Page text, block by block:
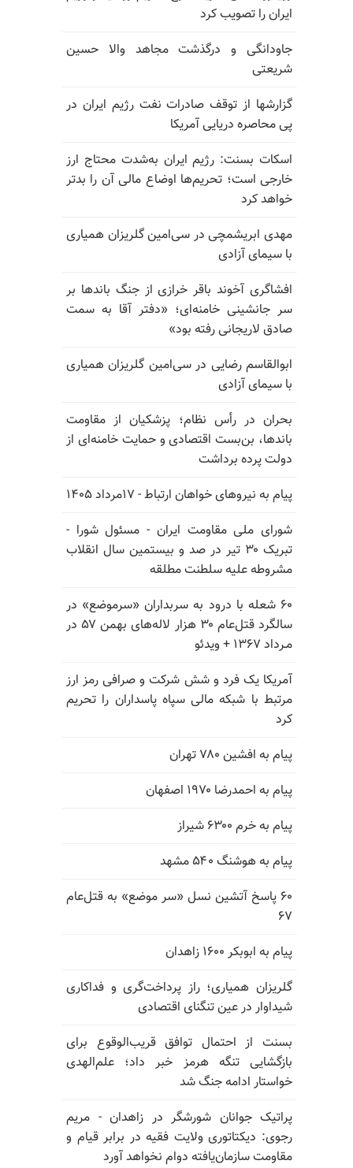
ایران را تصویب کرد
جاودانگی و درگذشت مجاهد والا حسین
شریعتی
گزارشها از توقف صادرات نفت رژیم ایران در
پی محاصره دریایی آمریکا
اسکات بسنت: رژیم ایران به‌شدت محتاج ارز
خارجی است؛ تحریم‌ها اوضاع مالی آن را بدتر
خواهد کرد
مهدی ابریشمچی در سی‌امین گلریزان همیاری
با سیمای آزادی
افشاگری آخوند باقر خرازی از جنگ باندها بر
سر جانشینی خامنه‌ای؛ «دفتر آقا به سمت
صادق لاریجانی رفته بود»
ابوالقاسم رضایی در سی‌امین گلریزان همیاری
با سیمای آزادی
بحران در رأس نظام؛ پزشکیان از مقاومت
باندها، بن‌بست اقتصادی و حمایت خامنه‌ای از
دولت پرده برداشت
پیام به نیروهای خواهان ارتباط - ۱۷مرداد ۱۴۰۵
شورای ملی مقاومت ایران - مسئول شورا -
تبریک ۳۰ تیر در صد و بیستمین سال انقلاب
مشروطه علیه سلطنت مطلقه
۶۰ شعله با درود به سربداران «سرموضع» در
سالگرد قتل‌عام ۳۰ هزار لاله‌های بهمن ۵۷ در
مـرداد ۱۳۶۷ + ویدئو
آمریکا یک فرد و شش شرکت و صرافی رمز ارز
مرتبط با شبکه مالی سپاه پاسداران را تحریم
کرد
پیام به افشین ۷۸۰ تهران
پیام به احمدرضا ۱۹۷۰ اصفهان
پیام به خرم ۶۳۰۰ شیراز
پیام به هوشنگ ۵۴۰ مشهد
۶۰ پاسخ آتشین نسل «سر موضع» به قتل‌عام
۶۷
پیام به ابوبکر ۱۶۰۰ زاهدان
گلریزان همیاری؛ راز پرداخت‌گری و فداکاری
شیداوار در عین تنگنای اقتصادی
بسنت از احتمال توافق قریب‌الوقوع برای
بازگشایی تنگه هرمز خبر داد؛ علم‌الهدی
خواستار ادامه جنگ شد
پراتیک جوانان شورشگر در زاهدان - مریم
رجوی: دیکتاتوری ولایت فقیه در برابر قیام و
مقاومت سازمان‌یافته دوام نخواهد آورد